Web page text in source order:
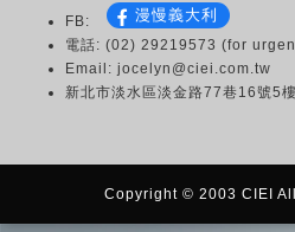
FB: 漫慢義大利
電話: (02) 29219573 (for
Email: jocelyn@ciei.com.tw
新北市淡水區淡金路77巷16號5樓
Copyright © 2003 CIEI